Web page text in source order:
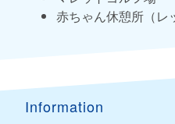
赤ちゃん休憩所（レ
Information